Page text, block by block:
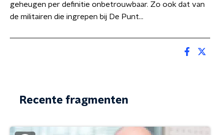
geheugen per definitie onbetrouwbaar. Zo ook dat van
de militairen die ingrepen bij De Punt...
Recente fragmenten